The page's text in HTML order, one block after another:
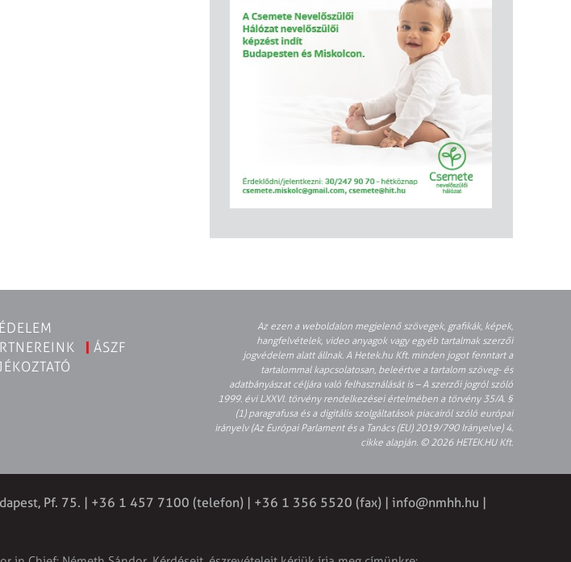
ÁSZF
Az ezen a weboldalon megjelenő szövegek, grafikák, képek,
hangfelvételek, video anyagok vagy egyéb tartalmak szerzői
jogvédelem alatt állnak. A Hetek.hu Kft. minden jogot fenntart a
tartalommal kapcsolatosan, beleértve a tartalom szöveg- és
adatbányászat céljára való felhasználását is – A szerzői jogról szóló
1999. évi LXXVI. törvény rendelkezései értelmében a törvény 35/A. §
(1) paragrafusa és a digitális szolgáltatások piacairól szóló európai
irányelv (Az Európai Parlament és a Tanács (EU) 2019/790 Irányelve) 4.
cikke alapján. © 2026 HETEK.HU Kft.
Pf. 75. | +36 1 457 7100 (telefon) | +36 1 356 5520 (fax) | info@nmhh.hu